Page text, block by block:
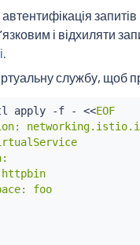
і відхиляти
.
службу, щоб
apply -f - <<EOF
foo